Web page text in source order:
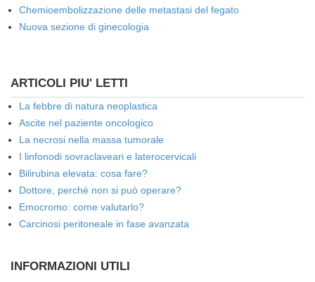
Chemioembolizzazione delle metastasi del fegato
Nuova sezione di ginecologia
ARTICOLI PIU' LETTI
La febbre di natura neoplastica
Ascite nel paziente oncologico
La necrosi nella massa tumorale
I linfonodi sovraclaveari e laterocervicali
Bilirubina elevata: cosa fare?
Dottore, perché non si può operare?
Emocromo: come valutarlo?
Carcinosi peritoneale in fase avanzata
INFORMAZIONI UTILI